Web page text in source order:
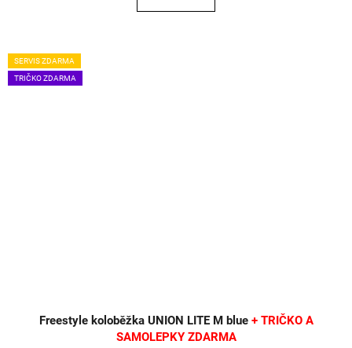
SERVIS ZDARMA
TRIČKO ZDARMA
Freestyle koloběžka UNION LITE M blue + TRIČKO A
SAMOLEPKY ZDARMA